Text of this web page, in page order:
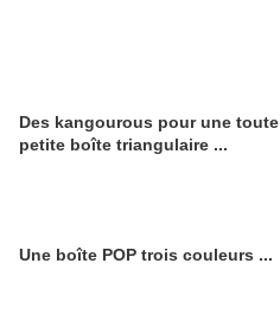
Des kangourous pour une toute
petite boîte triangulaire ...
Une boîte POP trois couleurs ...